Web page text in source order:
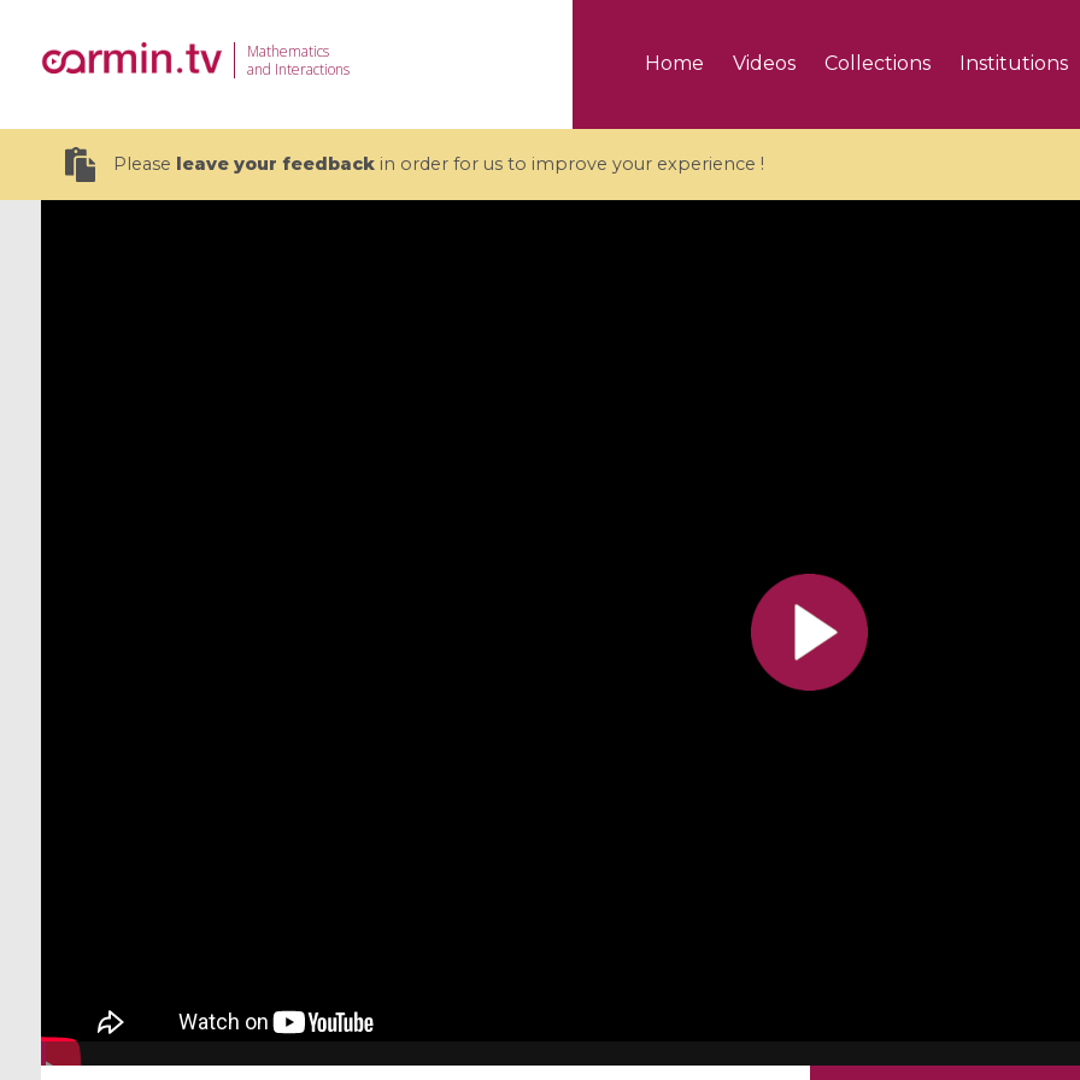
Mathematics
and Interactions
Home Videos Collections Institutions
Please leave your feedbackin order for us to improve your experience !
All the collections
All the institutions